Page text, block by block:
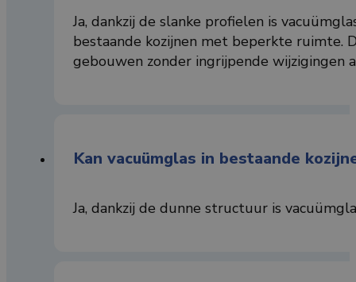
Ja, dankzij de slanke profielen is
bestaande kozijnen met beperkte ruimte.
gebouwen zonder ingrijpende wijzigingen
Kan vacuümglas in bestaande
Ja, dankzij de dunne structuur is